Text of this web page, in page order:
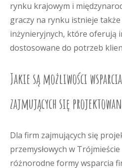
rynku krajowym i
graczy na rynku istnieje
inżynieryjnych, które oferują
dostosowane do potrzeb
Jakie są możliwości
zajmujących się
Dla firm zajmujących się
przemysłowych w
różnorodne formy wsparcia